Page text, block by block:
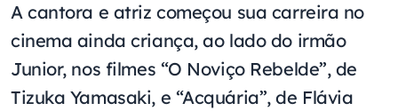
A cantora e atriz começou sua carreira no
cinema ainda criança, ao lado do irmão
Junior, nos filmes “O Noviço Rebelde”, de
Tizuka Yamasaki, e “Acquária”, de Flávia